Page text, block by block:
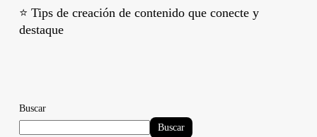
⭐ Tips de creación de contenido que conecte y
destaque
Buscar
Buscar